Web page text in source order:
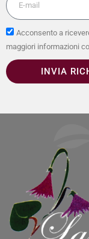
Acconsento a
maggiori informazioni
INVIA